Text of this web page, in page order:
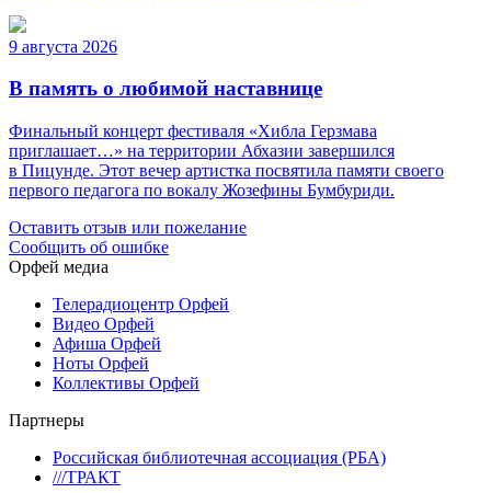
9 августа 2026
В память о любимой наставнице
Финальный концерт фестиваля «Хибла Герзмава
приглашает…» на территории Абхазии завершился
в Пицунде. Этот вечер артистка посвятила памяти своего
первого педагога по вокалу Жозефины Бумбуриди.
Оставить отзыв или пожелание
Сообщить об ошибке
Орфей медиа
Телерадиоцентр Орфей
Видео Орфей
Афиша Орфей
Ноты Орфей
Коллективы Орфей
Партнеры
Российская библиотечная ассоциация (РБА)
///ТРАКТ